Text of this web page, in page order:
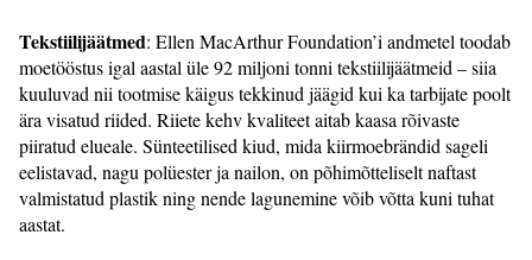
Tekstiilijäätmed: Ellen MacArthur Foundation’i andmetel toodab
moetööstus igal aastal üle 92 miljoni tonni tekstiilijäätmeid – siia
kuuluvad nii tootmise käigus tekkinud jäägid kui ka tarbijate poolt
ära visatud riided. Riiete kehv kvaliteet aitab kaasa rõivaste
piiratud elueale. Sünteetilised kiud, mida kiirmoebrändid sageli
eelistavad, nagu polüester ja nailon, on põhimõtteliselt naftast
valmistatud plastik ning nende lagunemine võib võtta kuni tuhat
aastat.